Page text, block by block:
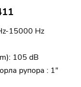
15000 Hz
105 dB
рупора : 1"